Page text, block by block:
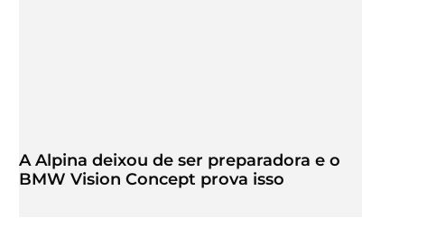
A Alpina deixou de ser preparadora e o
BMW Vision Concept prova isso